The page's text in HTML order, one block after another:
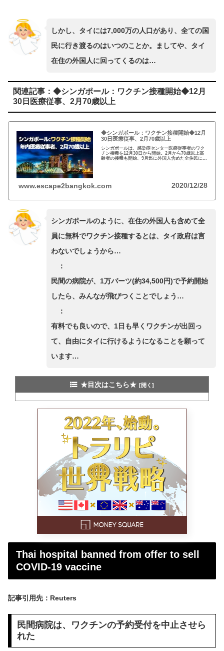
しかし、タイには7,000万の人口があり、全ての国
民に行き渡るのはいつのことか。ましてや、タイ
在住の外国人に回ってくるのは…
関連記事：◆シンガポール：ワクチン接種開始◆12月
30日医療従事、2月70歳以上
◆シンガポール：ワクチン接種開始◆12月
30日医療従事、2月70歳以上
シンガポールは、感染症センター医療従事者のワク
チン接種を12月30日から開始。2月から70歳以上高
齢者の接種も開始、9月迄に外国人含めた全住民に接
www.escape2bangkok.com 2020/12/28
シンガポールのように、在住の外国人も含めて全
員に無料でワクチン接種するとは、タイ政府は言
わないでしょうから…
：
民間の病院が、1万バーツ(約34,500円)で予約開始
したら、みんなが飛びつくことでしょう…
：
有料でも良いので、1日も早くワクチンが出回っ
て、自由にタイに行けるようになることを願って
います…
★目次はこちら★
Thai hospital banned from offer to sell
COVID-19 vaccine
記事引用先：Reuters
民間病院は、ワクチンの予約受付を中止させら
れた